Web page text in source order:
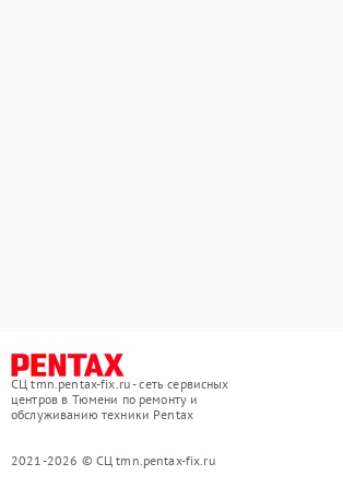
СЦ tmn.pentax-fix.ru - сеть сервисных
центров в Тюмени по ремонту и
обслуживанию техники Pentax
2021-2026 © СЦ tmn.pentax-fix.ru